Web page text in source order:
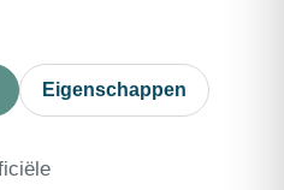
Eigenschappen